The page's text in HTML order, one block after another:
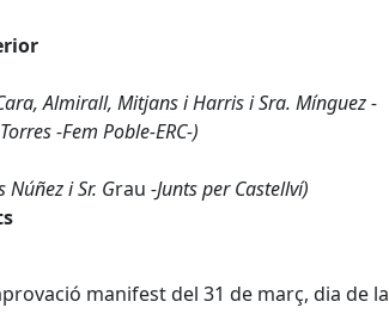
Almirall, Mitjans i Harris i Sra. Mínguez -
-Fem Poble-ERC-)
Núñez i Sr. Grau -Junts per Castellví)
manifest del 31 de març, dia de la